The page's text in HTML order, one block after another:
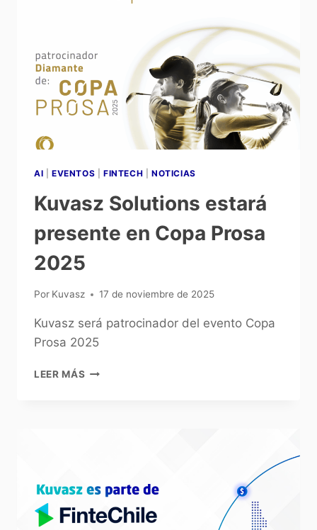
AI EVENTOS FINTECH NOTICIAS
Kuvasz Solutions estará
presente en Copa Prosa
2025
Por Kuvasz 17 de noviembre de 2025
Kuvasz será patrocinador del evento Copa
Prosa 2025
LEER MÁS